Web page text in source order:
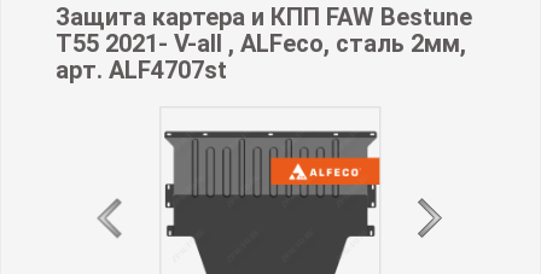
Защита картера и КПП FAW Bestune
T55 2021- V-all , ALFeco, сталь 2мм,
арт. ALF4707st